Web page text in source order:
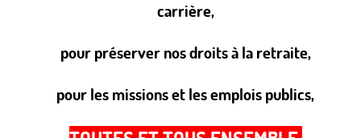
carrière,
pour préserver nos droits à la retraite,
pour les missions et les emplois publics,